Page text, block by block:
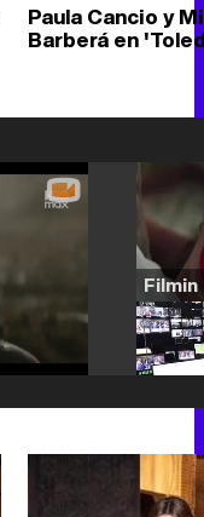
Paula Cancio y
Barberá en